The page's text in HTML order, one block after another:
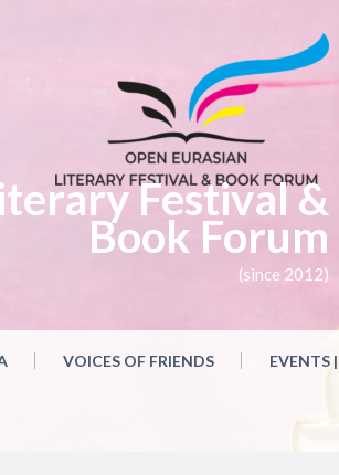
Festival &
Book Forum
(since 2012)
VOICES OF FRIENDS